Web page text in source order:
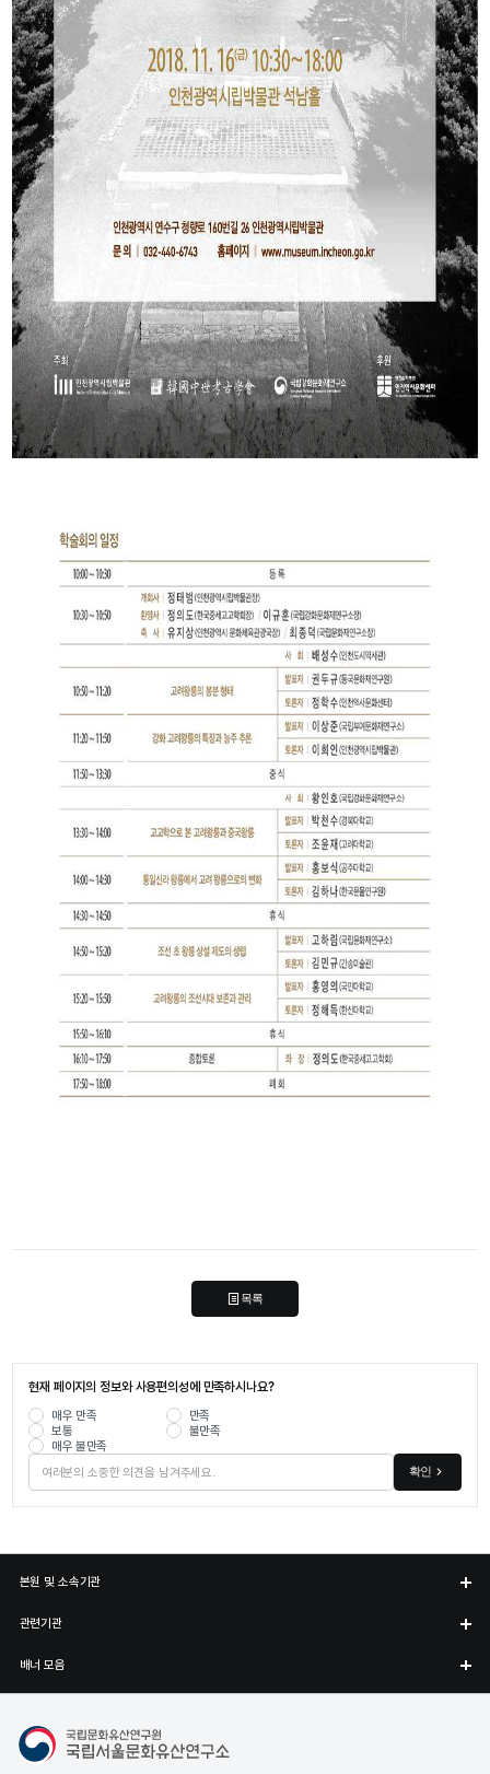
목록
현재 페이지의 정보와 사용편의성에 만족하시나요?
매우 만족
만족
보통
불만족
매우 불만족
확인
본원 및 소속기관
관련기관
배너 모음
국립서울문화유산연구소